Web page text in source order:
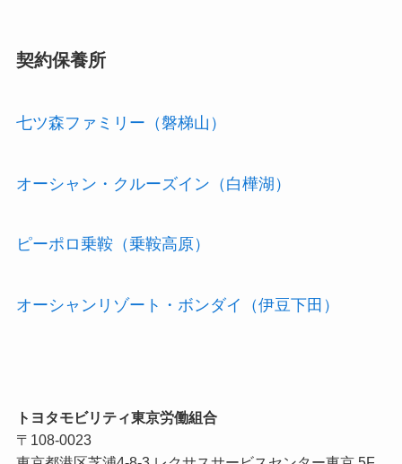
契約保養所
七ツ森ファミリー（磐梯山）
オーシャン・クルーズイン（白樺湖）
ピーポロ乗鞍（乗鞍高原）
オーシャンリゾート・ボンダイ（伊豆下田）
トヨタモビリティ東京労働組合
〒108-0023